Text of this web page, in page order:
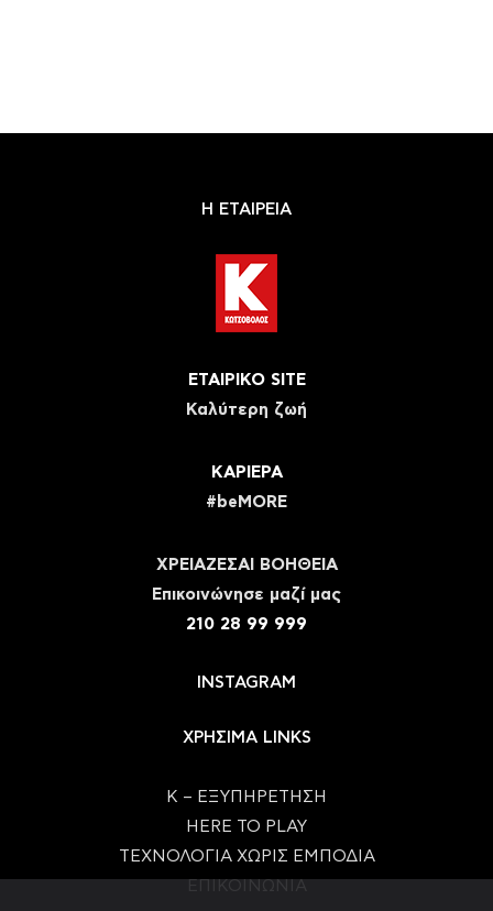
Η ΕΤΑΙΡΕΙΑ
ΕΤΑΙΡΙΚΟ SITE
Καλύτερη ζωή
ΚΑΡΙΕΡΑ
#beMORE
ΧΡΕΙΑΖΕΣΑΙ ΒΟΗΘΕΙΑ
Eπικοινώνησε μαζί μας
210 28 99 999
INSTAGRAM
ΧΡΗΣΙΜΑ LINKS
Κ – ΕΞΥΠΗΡΕΤΗΣΗ
HERE TO PLAY
ΤΕΧΝΟΛΟΓΙΑ ΧΩΡΙΣ ΕΜΠΟΔΙΑ